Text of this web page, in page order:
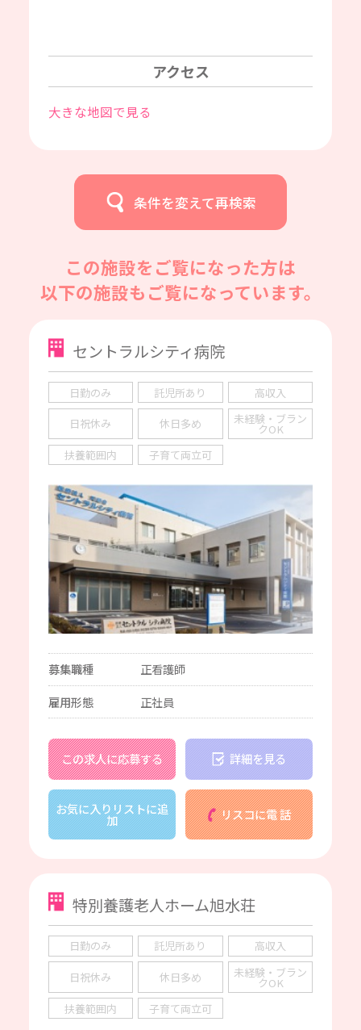
アクセス
大きな地図で見る
条件を変えて再検索
この施設をご覧になった方は
以下の施設もご覧になっています。
セントラルシティ病院
日勤のみ 託児所あり 高収入
日祝休み 休日多め 未経験・ブラン
クOK
扶養範囲内
子育て両立可
募集職種
正看護師
雇用形態
正社員
この求人に応募する 詳細を見る
お気に入りリストに追
加 リスコに電 話
特別養護老人ホーム旭水荘
日勤のみ 託児所あり 高収入
日祝休み 休日多め 未経験・ブラン
クOK
扶養範囲内
子育て両立可